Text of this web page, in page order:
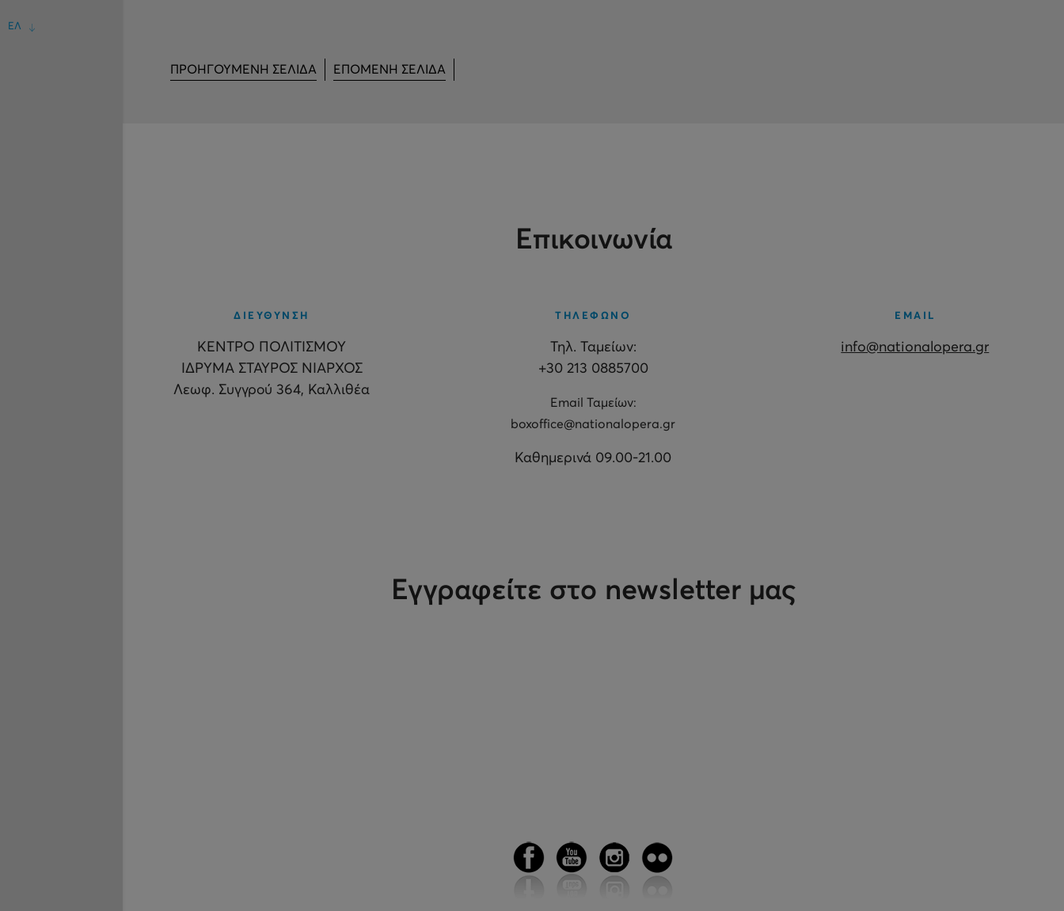
ΕΛ
ΠΡΟΗΓΟΥΜΕΝΗ ΣΕΛΙΔΑ ΕΠΟΜΕΝΗ ΣΕΛΙΔΑ
Επικοινωνία
ΔΙΕΥΘΥΝΣΗ
ΚΕΝΤΡΟ ΠΟΛΙΤΙΣΜΟΥ
ΙΔΡΥΜΑ ΣΤΑΥΡΟΣ ΝΙΑΡΧΟΣ
Λεωφ. Συγγρού 364, Καλλιθέα
ΤΗΛΕΦΩΝΟ
Τηλ. Ταμείων:
+30 213 0885700
Εmail Ταμείων:
boxoffice@nationalopera.gr
Καθημερινά 09.00-21.00
EMAIL
info@nationalopera.gr
Εγγραφείτε στο newsletter μας